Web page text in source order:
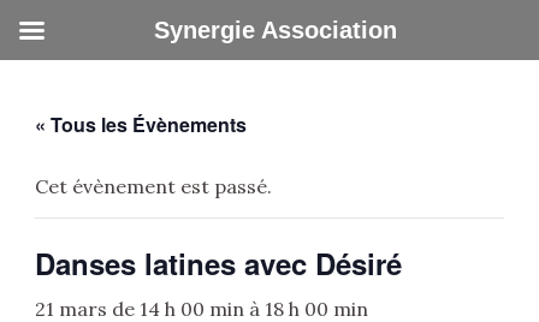
au
« Tous les Évènements
Cet évènement est passé.
Danses latines avec Désiré
21 mars de 14 h 00 minà 18 h 00 min
Synergie Association